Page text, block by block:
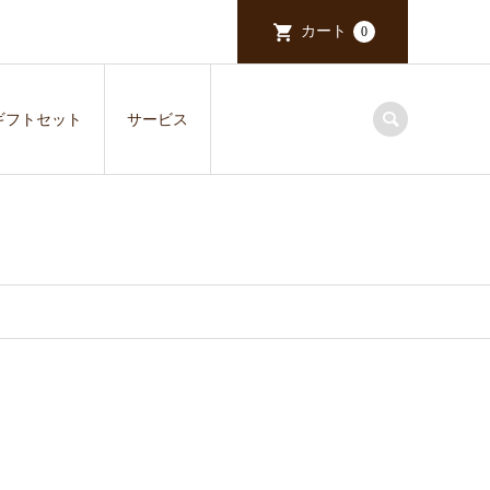
カート 0
フトセット サービス